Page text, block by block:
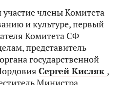
члены Комитета
и культуре, первый
Комитета СФ
представитель
государственной
Сергей Кисляк ,